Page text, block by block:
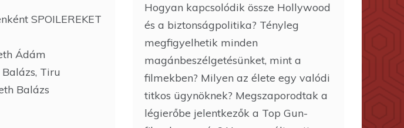
SPOILEREKET
Ádám
Tiru
Balázs
Hogyan kapcsolódik össze Hollywood
és a biztonságpolitika? Tényleg
megfigyelhetik minden
magánbeszélgetésünket, mint a
filmekben? Milyen az élete egy valódi
titkos ügynöknek? Megszaporodtak a
légierőbe jelentkezők a Top Gun-